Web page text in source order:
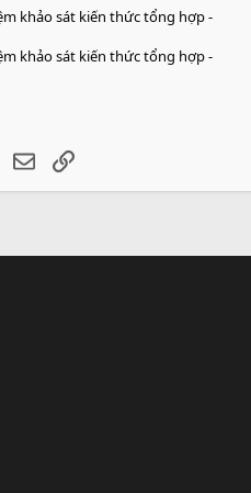
khảo sát kiến thức tổng hợp -
khảo sát kiến thức tổng hợp -
WhatsApp
EmailLink